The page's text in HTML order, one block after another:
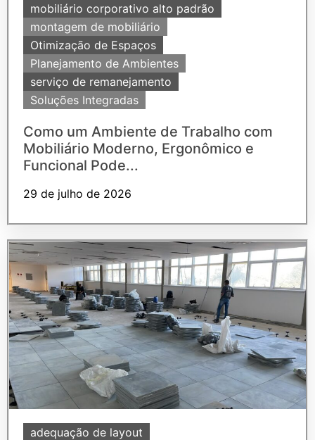
mobiliário corporativo alto padrão
montagem de mobiliário
Otimização de Espaços
Planejamento de Ambientes
serviço de remanejamento
Soluções Integradas
Como um Ambiente de Trabalho com
Mobiliário Moderno, Ergonômico e
Funcional Pode...
29 de julho de 2026
adequação de layout